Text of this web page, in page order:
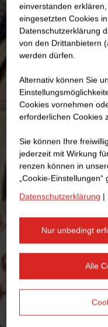
ein­ver­standen
eingesetzten Cookies
Datenschutzerklärung
von den Drittanbietern
werden dürfen.
Alternativ können Sie
Cookies vornehmen
erforderlichen Cookies
Sie können Ihre
jederzeit mit Wirkung
renzen können in
„Cookie-Einstellungen“
Datenschutzerklärung |
Nur unbedingt
Alle